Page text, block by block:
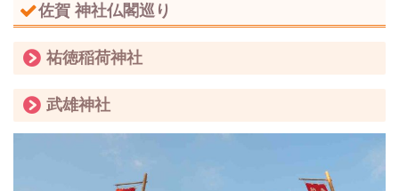
佐賀 神社仏閣巡り
祐徳稲荷神社
武雄神社